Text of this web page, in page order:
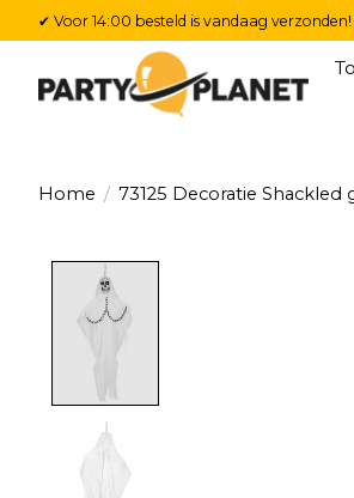
✔ Voor 14:00 besteld is vandaag
Home / 73125 Decoratie Shackled